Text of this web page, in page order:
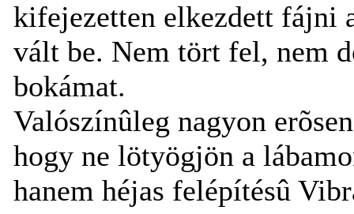
kifejezetten elkezdett fájni
vált be. Nem tört fel, nem
bokámat.
Valószínûleg nagyon
hogy ne lötyögjön a
hanem héjas felépítésû